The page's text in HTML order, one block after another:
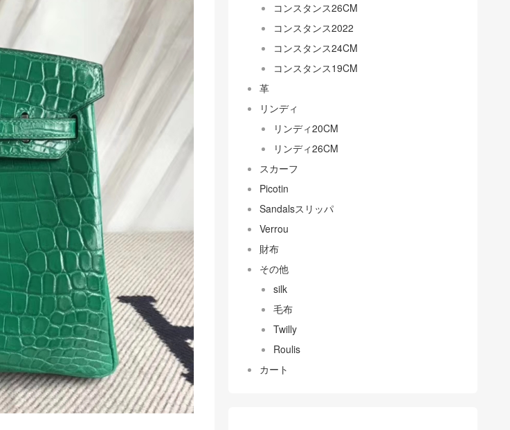
コンスタンス26CM
コンスタンス2022
コンスタンス24CM
コンスタンス19CM
革
リンディ
リンディ20CM
リンディ26CM
スカーフ
Picotin
Sandalsスリッパ
Verrou
財布
その他
silk
毛布
Twilly
Roulis
カート